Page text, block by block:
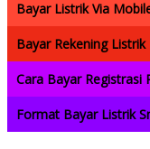
Bayar Listrik Via
Bayar Rekening
Cara Bayar Registrasi
Format Bayar Listrik